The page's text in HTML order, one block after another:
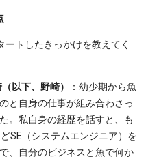
ートしたきっかけを教えてく
以下、野崎）
：幼少期から魚
と自身の仕事が組み合わさっ
。私自身の経歴を話すと、も
SE（システムエンジニア）を
、自分のビジネスと魚で何か